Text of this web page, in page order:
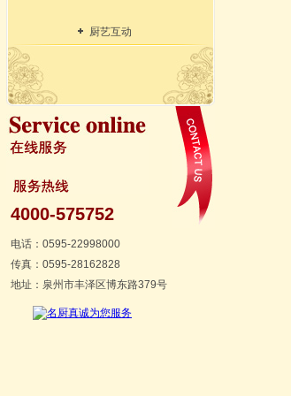
厨艺互动
4000-575752
电话：0595-22998000
传真：0595-28162828
地址：泉州市丰泽区博东路379号